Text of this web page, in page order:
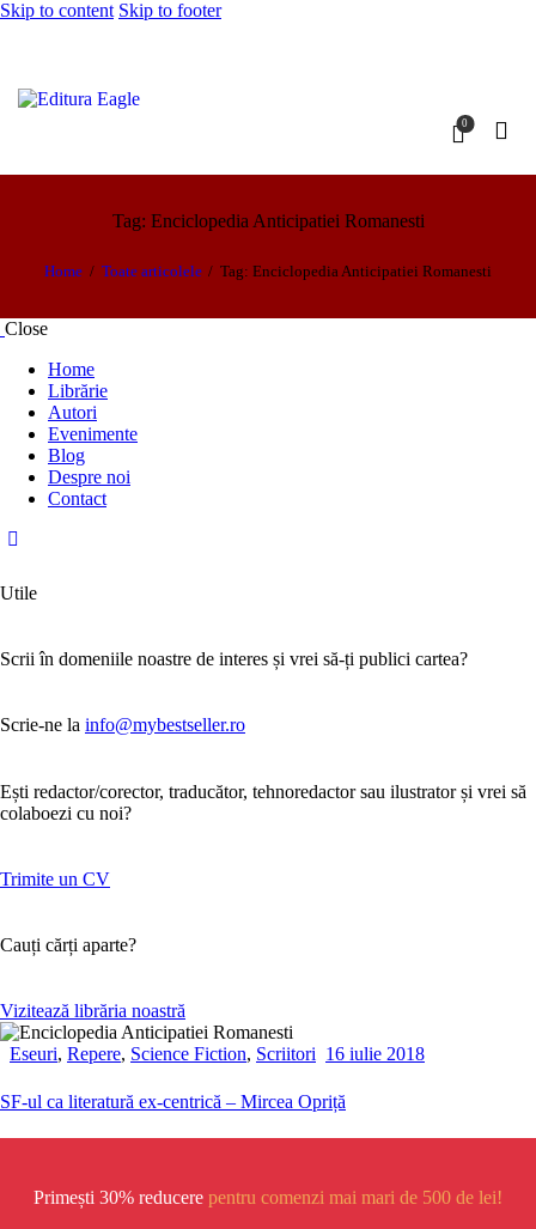
Skip to content Skip to footer
0
Tag: Enciclopedia Anticipatiei Romanesti
Home Toate articolele Tag: Enciclopedia Anticipatiei Romanesti
Close
Home
Librărie
Autori
Evenimente
Blog
Despre noi
Contact
Utile
Scrii în domeniile noastre de interes și vrei să-ți publici cartea?
Scrie-ne la info@mybestseller.ro
Ești redactor/corector, traducător, tehnoredactor sau ilustrator și vrei să
colaboezi cu noi?
Trimite un CV
Cauți cărți aparte?
Vizitează librăria noastră
Eseuri, Repere, Science Fiction, Scriitori 16 iulie 2018
SF-ul ca literatură ex-centrică – Mircea Opriță
Primești 30% reducere pentru comenzi mai mari de 500 de lei!